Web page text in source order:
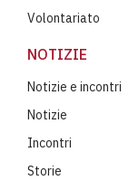
Volontariato
NOTIZIE
Notizie e incontri
Notizie
Incontri
Storie